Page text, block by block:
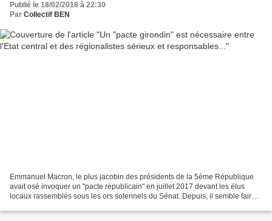
Publié le 18/02/2018 à 22:30
Par Collectif BEN
Emmanuel Macron, le plus jacobin des présidents de la 5ème République
avait osé invoquer un "pacte républicain" en juillet 2017 devant les élus
locaux rassemblés sous les ors solennels du Sénat. Depuis, il semble faire